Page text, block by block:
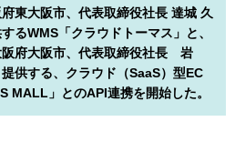
東大阪市、代表取締役社長 達城 久
るWMS「クラウドトーマス」と、
阪府大阪市、代表取締役社長 岩
供する、クラウド（SaaS）型EC
MALL」とのAPI連携を開始した。